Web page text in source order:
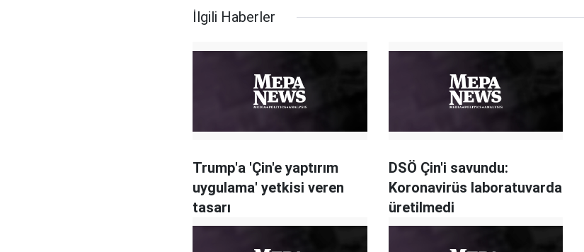
İlgili Haberler
Trump'a 'Çin'e yaptırım
uygulama' yetkisi veren
tasarı
DSÖ Çin'i savundu:
Koronavirüs laboratuvarda
üretilmedi